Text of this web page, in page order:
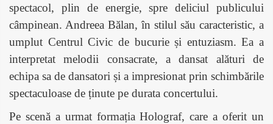
spectacol, plin de energie, spre deliciul publicului
câmpinean. Andreea Bălan, în stilul său caracteristic, a
umplut Centrul Civic de bucurie și entuziasm. Ea a
interpretat melodii consacrate, a dansat alături de
echipa sa de dansatori și a impresionat prin schimbările
spectaculoase de ținute pe durata concertului.
Pe scenă a urmat formația Holograf, care a oferit un